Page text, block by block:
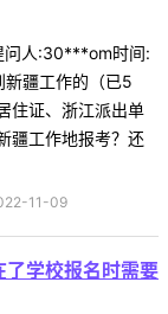
问人:30***om时间:
疆工作的（已5
住证、浙江派出单
疆工作地报考？还
11-09
学校报名时需要